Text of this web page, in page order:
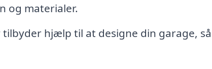
og materialer.
hjælp til at designe din garage,